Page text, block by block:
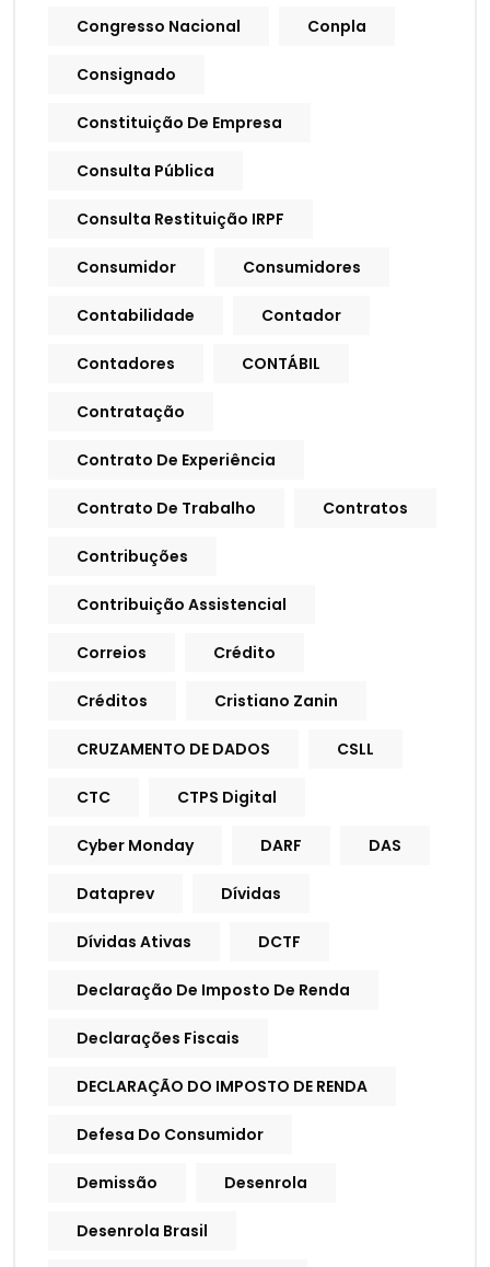
Congresso Nacional Conpla
Consignado
Constituição De Empresa
Consulta Pública
Consulta Restituição IRPF
Consumidor Consumidores
Contabilidade Contador
Contadores CONTÁBIL
Contratação
Contrato De Experiência
Contrato De Trabalho Contratos
Contribuções
Contribuição Assistencial
Correios Crédito
Créditos Cristiano Zanin
CRUZAMENTO DE DADOS CSLL
CTC CTPS Digital
Cyber Monday DARF DAS
Dataprev Dívidas
Dívidas Ativas DCTF
Declaração De Imposto De Renda
Declarações Fiscais
DECLARAÇÃO DO IMPOSTO DE RENDA
Defesa Do Consumidor
Demissão Desenrola
Desenrola Brasil